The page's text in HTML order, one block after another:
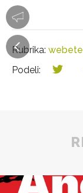
Rubrika:
Podeli: